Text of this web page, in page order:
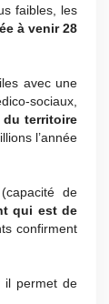
faibles, les
à venir 28
avec une
sociaux,
du territoire
l’année
(capacité de
qui est de
confirment
il permet de